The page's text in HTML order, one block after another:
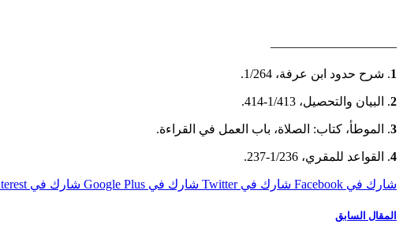
——————————
1. شرح حدود ابن عرفة، 1/264.
2. البيان والتحصيل، 1/413-414.
3. الموطأ، كتاب: الصلاة، باب العمل في القراءة.
4. القواعد للمقري، 1/236-237.
شارك في Facebook شارك في Twitter شارك في Google Plus شارك في pinterest
المقال السابق